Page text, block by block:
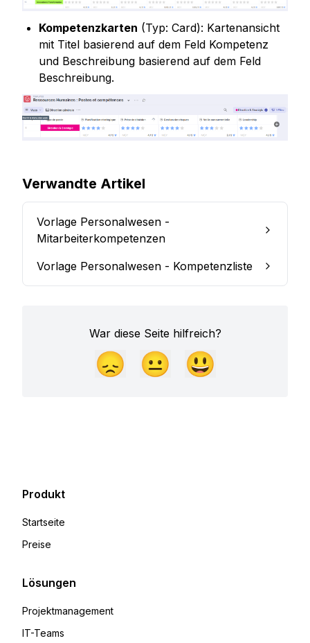
Kompetenzkarten (Typ: Card): Kartenansicht
mit Titel basierend auf dem Feld Kompetenz
und Beschreibung basierend auf dem Feld
Beschreibung.
Verwandte Artikel
Vorlage Personalwesen -
Mitarbeiterkompetenzen
Vorlage Personalwesen - Kompetenzliste
War diese Seite hilfreich?
😞 😐 😃
Produkt
Startseite
Preise
Lösungen
Projektmanagement
IT-Teams